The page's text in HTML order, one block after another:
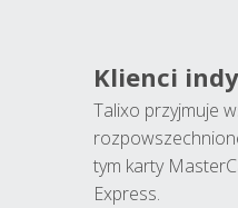
Klienci
Talixo przyjmuje
tym karty
Express.